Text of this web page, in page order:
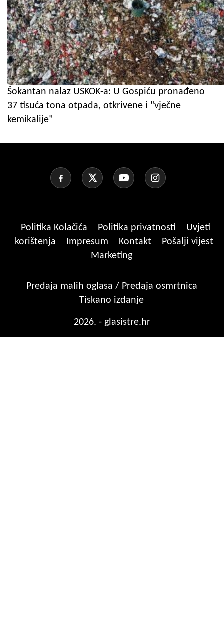
Šokantan nalaz USKOK-a: U Gospiću pronađeno
37 tisuća tona otpada, otkrivene i "vječne
kemikalije"
Politika Kolačića Politika privatnosti
Uvjeti
korištenja
Impresum Kontakt
Pošalji vijest
Marketing
Predaja malih oglasa / Predaja osmrtnica
Tiskano izdanje
2026. - glasistre.hr